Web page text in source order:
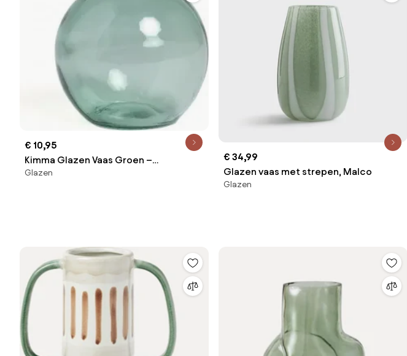
€ 10,95
Kimma Glazen Vaas Groen –
Aguamarijn - Sklum
Glazen
€ 34,99
Glazen vaas met strepen, Malco
Glazen